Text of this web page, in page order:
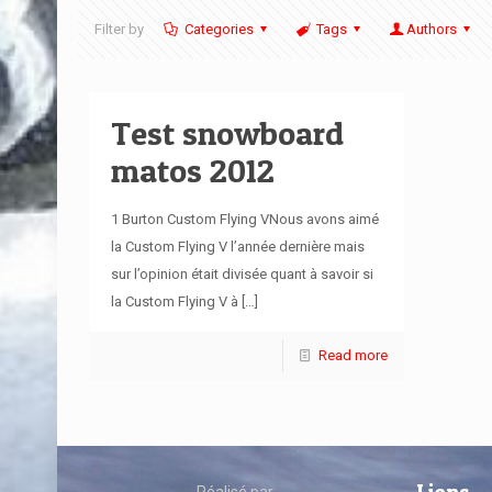
Filter by Categories Tags Authors
Test snowboard
matos 2012
1 Burton Custom Flying VNous avons aimé
la Custom Flying V l’année dernière mais
sur l’opinion était divisée quant à savoir si
la Custom Flying V à
Read more